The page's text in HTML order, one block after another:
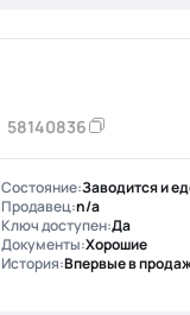
58140836
Состояние:Заводится и
Продавец:n/a
Ключ доступен:Да
Документы:Хорошие
История:Впервые в